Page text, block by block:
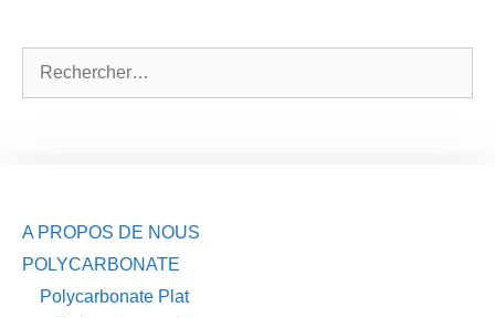
A PROPOS DE NOUS
POLYCARBONATE
Polycarbonate Plat